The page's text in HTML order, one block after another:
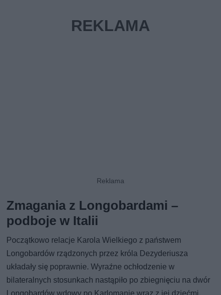
Zmagania z Longobardami –
podboje w Italii
Początkowo relacje Karola Wielkiego z państwem
Longobardów rządzonych przez króla Dezyderiusza
układały się poprawnie. Wyraźne ochłodzenie w
bilateralnych stosunkach nastąpiło po zbiegnięciu na dwór